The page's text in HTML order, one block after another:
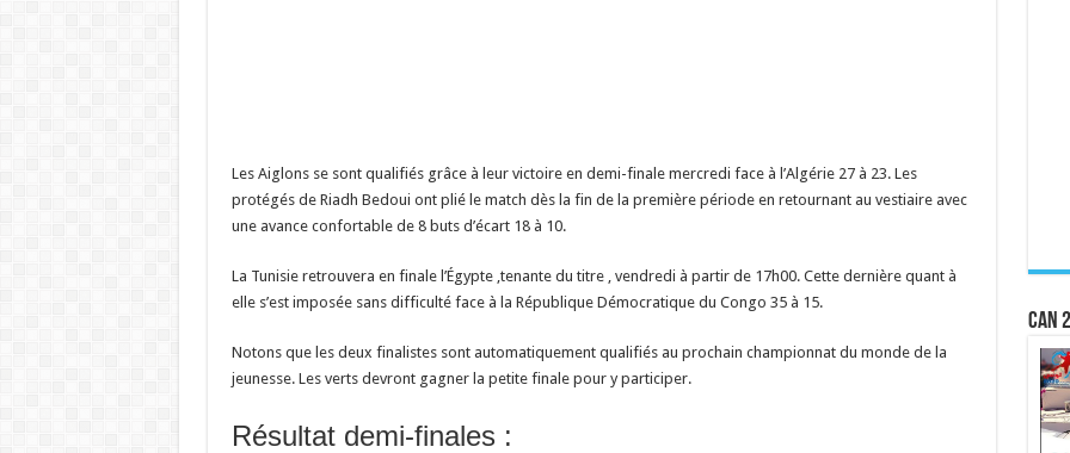
Les Aiglons se sont qualifiés grâce à leur victoire en demi-finale mercredi face à l’Algérie 27 à 23. Les
protégés de Riadh Bedoui ont plié le match dès la fin de la première période en retournant au vestiaire avec
une avance confortable de 8 buts d’écart 18 à 10.
La Tunisie retrouvera en finale l’Égypte ,tenante du titre , vendredi à partir de 17h00. Cette dernière quant à
elle s’est imposée sans difficulté face à la République Démocratique du Congo 35 à 15.
Notons que les deux finalistes sont automatiquement qualifiés au prochain championnat du monde de la
jeunesse. Les verts devront gagner la petite finale pour y participer.
Résultat demi-finales :
CAN